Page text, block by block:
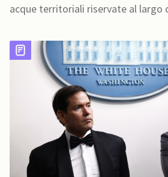
acque territoriali riservate al largo